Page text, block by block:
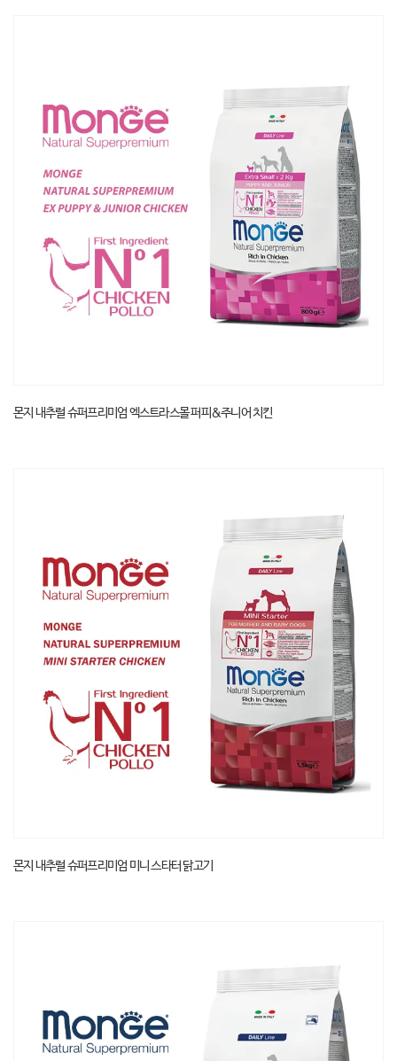
몬지 내추럴 슈퍼프리미엄 엑스트라스몰 퍼피&주니어 치킨
몬지 내추럴 슈퍼프리미엄 미니 스타터 닭고기